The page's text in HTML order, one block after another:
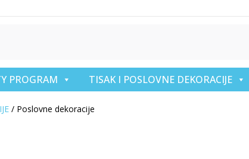
PROGRAM TISAK I POSLOVNE DEKORACIJE
/ Poslovne dekoracije